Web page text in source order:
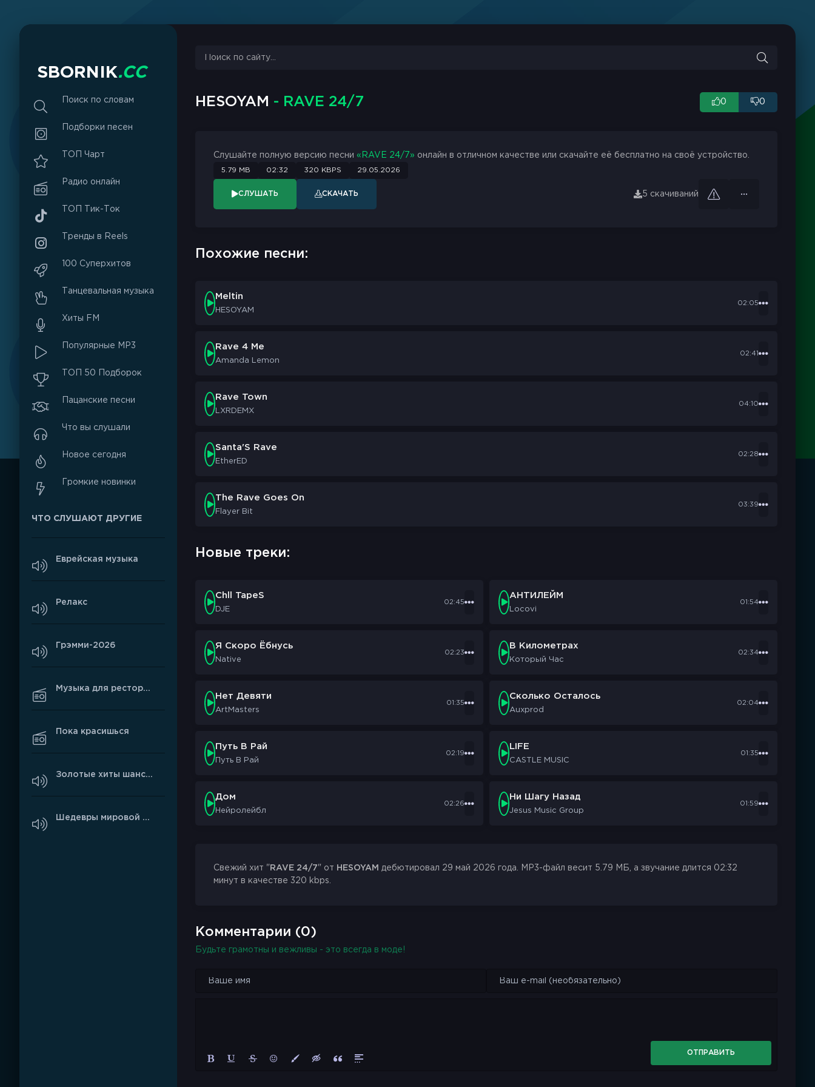
S BO R N K.CC
HESOYAM - RAVE 24/7 0 0
Слушайте полную версию песни «RAVE 24/7» онлайн в отличном качестве или скачайте её бесплатно на своё устройство.
5.79 MB 02:32 320 KBPS 29.05.2026
СЛУШАТЬ СКАЧАТЬ 5 скачиваний
Похожие песни:
Meltin
HESOYAM
02:05
Rave 4 Me
Amanda Lemon
02:41
Rave Town
LXRDEMX
04:10
Santa'S Rave
EtherED
02:28
The Rave Goes On
Flayer Bit
03:39
Новые треки:
Chll TapeS
DJE
02:45
АНТИЛЕЙМ
Locovi
01:54
Я Скоро Ёбнусь
Native
02:23
В Километрах
Который Час
02:34
Нет Девяти
ArtMasters
01:35
Сколько Осталось
Auxprod
02:04
Путь В Рай
Путь В Рай
02:19
LIFE
CASTLE MUSIC
01:35
Дом
Нейролейбл
02:26
Ни Шагу Назад
Jesus Music Group
01:59
Свежий хит " RAVE 24/7" от HESOYAM
дебютировал 29 май 2026 года. MP3-файл весит 5.79 МБ, а звучание длится 02:32
минут в качестве 320 kbps.
Комментарии (0)
Будьте грамотны и вежливы - это всегда в моде!
ОТПРАВИТЬ
Поиск по словам
Подборки песен
ТОП Чарт
Радио онлайн
ТОП Тик-Ток
Тренды в Reels
100 Суперхитов
Танцевальная музыка
Хиты FM
Популярные MP3
ТОП 50 Подборок
Пацанские песни
Что вы слушали
Новое сегодня
Громкие новинки
ЧТО СЛУШАЮТ ДРУГИЕ
Еврейская музыка
Релакс
Грэмми-2026
Музыка для ресторанов
Пока красишься
Золотые хиты шансона
Шедевры мировой классики